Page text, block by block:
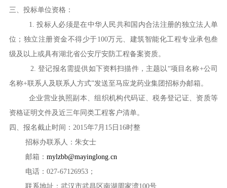
三、投标单位资格：
1. 投标人必须是在中华人民共和国内合法注册的独立法人单
位；独立注册资金不得少于100万元、建筑智能化工程专业承包叁
级及以上或具有湖北省公安厅安防工程备案资质。
2. 登记报名需提供如下资料扫描件，主题以“项目名称+公司
名称+联系人及联系人方式”发送至马应龙药业集团招标办邮箱。
企业营业执照副本、组织机构代码证、税务登记证、资质等
资格证明文件及近三年同类工程客户清单。
四、报名截止时间：2015年7月15日16时整
招标办联系人：朱女士
邮箱： mylzbb@mayinglong.cn
电话：027-67126953；
联系地址：武汉市武昌区南湖周家湾100号